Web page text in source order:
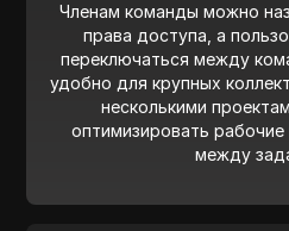
Членам команды можно
права доступа, а
переключаться между
удобно для крупных
несколькими
оптимизировать
между